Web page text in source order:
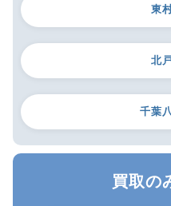
東
北
千葉
買取の